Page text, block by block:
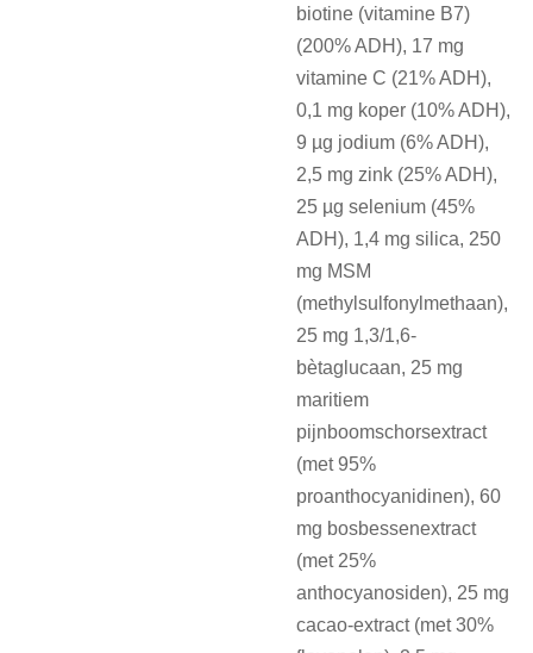
biotine (vitamine B7)
(200% ADH), 17 mg
vitamine C (21% ADH),
0,1 mg koper (10% ADH),
9 µg jodium (6% ADH),
2,5 mg zink (25% ADH),
25 µg selenium (45%
ADH), 1,4 mg silica, 250
mg MSM
(methylsulfonylmethaan),
25 mg 1,3/1,6-
bètaglucaan, 25 mg
maritiem
pijnboomschorsextract
(met 95%
proanthocyanidinen), 60
mg bosbessenextract
(met 25%
anthocyanosiden), 25 mg
cacao-extract (met 30%